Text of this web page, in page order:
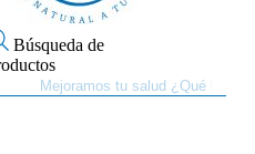
Búsqueda de